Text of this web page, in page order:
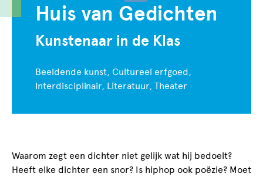
Huis van Gedichten
Kunstenaar in de Klas
Beeldende kunst, Cultureel erfgoed,
Interdisciplinair, Literatuur, Theater
Waarom zegt een dichter niet gelijk wat hij bedoelt?
Heeft elke dichter een snor? Is hiphop ook poëzie? Moet